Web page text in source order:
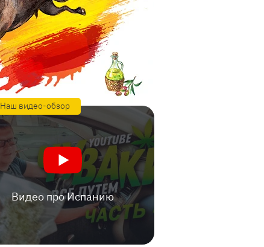
Наш видео-обзор
Видео про Испанию